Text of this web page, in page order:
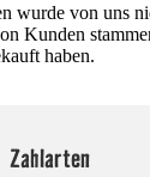
wurde von uns
Kunden
haben.
Zahlarten